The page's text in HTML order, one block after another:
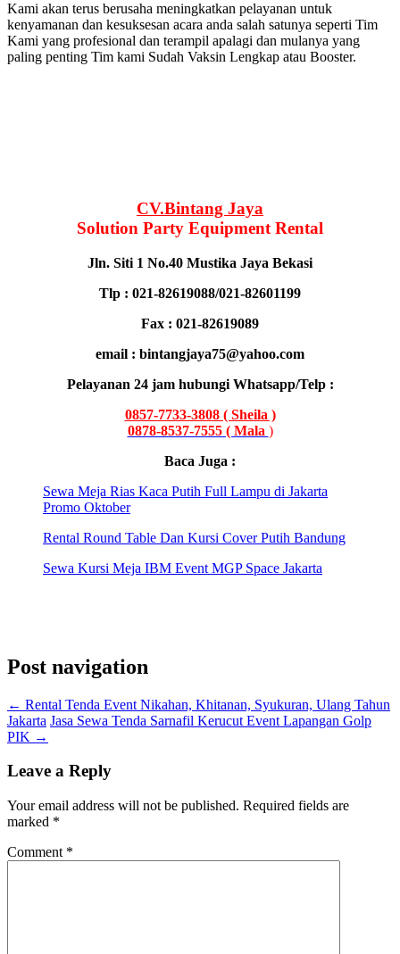
Kami akan terus berusaha meningkatkan pelayanan untuk
kenyamanan dan kesuksesan acara anda salah satunya seperti Tim
Kami yang profesional dan terampil apalagi dan mulanya yang
paling penting Tim kami Sudah Vaksin Lengkap atau Booster.
CV.Bintang Jaya
Solution Party Equipment Rental
Jln. Siti 1 No.40 Mustika Jaya Bekasi
Tlp : 021-82619088/021-82601199
Fax : 021-82619089
email : bintangjaya75@yahoo.com
Pelayanan 24 jam hubungi Whatsapp/Telp :
0857-7733-3808 ( Sheila )
0878-8537-7555 ( Mala )
Baca Juga :
Sewa Meja Rias Kaca Putih Full Lampu di Jakarta
Promo Oktober
Rental Round Table Dan Kursi Cover Putih Bandung
Sewa Kursi Meja IBM Event MGP Space Jakarta
Post navigation
← Rental Tenda Event Nikahan, Khitanan, Syukuran, Ulang Tahun
Jakarta Jasa Sewa Tenda Sarnafil Kerucut Event Lapangan Golp
PIK →
Leave a Reply
Your email address will not be published. Required fields are
marked *
Comment *